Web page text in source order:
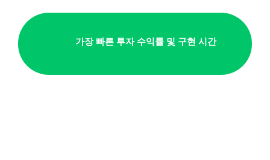
가장 빠른 투자 수익률 및 구현 시간